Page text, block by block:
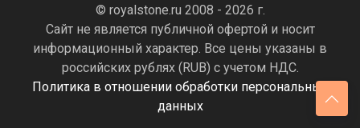
© royalstone.ru 2008 - 2026 г.
Сайт не является публичной офертой и носит
информационный характер. Все цены указаны в
российских рублях (RUB) с учетом НДС.
Политика в отношении обработки персональных
данных